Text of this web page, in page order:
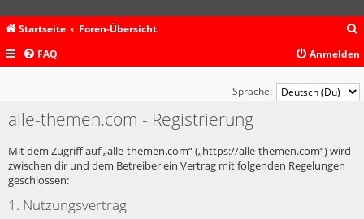
Startseite Foren-Übersicht
c
FAQ Anmelden
Sprache:
alle-themen.com - Registrierung
Mit dem Zugriff auf „alle-themen.com“ („https://alle-themen.com“) wird
zwischen dir und dem Betreiber ein Vertrag mit folgenden Regelungen
geschlossen:
1. Nutzungsvertrag